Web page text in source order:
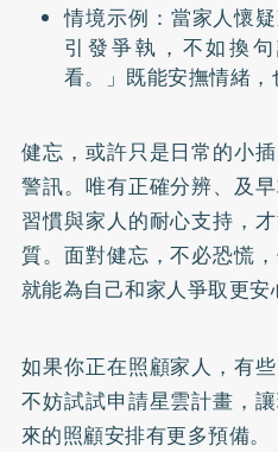
情境示例：當家人懷
引發爭執，不如換
看。」既能安撫情緒，
健忘，或許只是日常的小
警訊。唯有正確分辨、及
習慣與家人的耐心支持，
質。面對健忘，不必恐慌
就能為自己和家人爭取更安
如果你正在照顧家人，有
不妨試試申請星雲計畫，
來的照顧安排有更多預備。